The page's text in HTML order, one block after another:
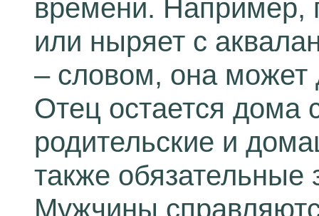
времени. Например,
или ныряет с
– словом, она может
Отец остается дома
родительские и
также обязательные
Мужчины